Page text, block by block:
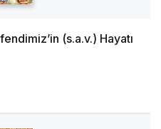
(s.a.v.) Hayatı